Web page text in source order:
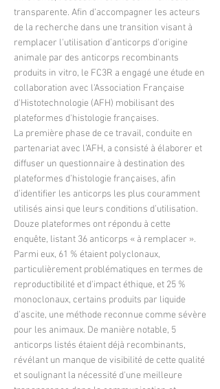
transparente. Afin d’accompagner les acteurs
de la recherche dans une transition visant à
remplacer l'utilisation d’anticorps d'origine
animale par des anticorps recombinants
produits in vitro, le FC3R a engagé une étude en
collaboration avec l'Association Française
d'Histotechnologie (AFH) mobilisant des
plateformes d'histologie françaises.
La première phase de ce travail, conduite en
partenariat avec l’AFH, a consisté à élaborer et
diffuser un questionnaire à destination des
plateformes d’histologie françaises, afin
d’identifier les anticorps les plus couramment
utilisés ainsi que leurs conditions d’utilisation.
Douze plateformes ont répondu à cette
enquête, listant 36 anticorps « à remplacer ».
Parmi eux, 61 % étaient polyclonaux,
particulièrement problématiques en termes de
reproductibilité et d'impact éthique, et 25 %
monoclonaux, certains produits par liquide
d’ascite, une méthode reconnue comme sévère
pour les animaux. De manière notable, 5
anticorps listés étaient déjà recombinants,
révélant un manque de visibilité de cette qualité
et soulignant la nécessité d'une meilleure